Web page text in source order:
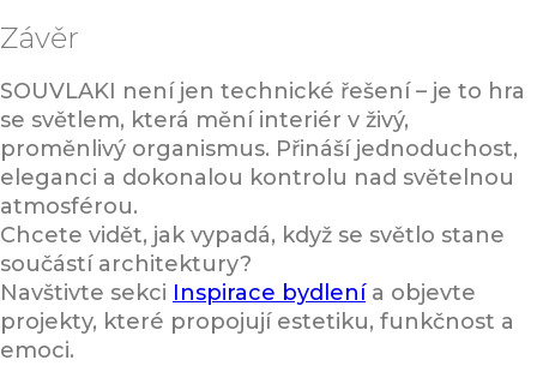
Závěr
SOUVLAKI není jen technické řešení – je to hra
se světlem, která mění interiér v živý,
proměnlivý organismus. Přináší jednoduchost,
eleganci a dokonalou kontrolu nad světelnou
atmosférou.
Chcete vidět, jak vypadá, když se světlo stane
součástí architektury?
Navštivte sekci Inspirace bydlenía objevte
projekty, které propojují estetiku, funkčnost a
emoci.